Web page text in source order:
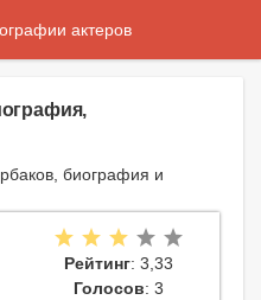
Рейтинг: 3,33
Голосов: 3